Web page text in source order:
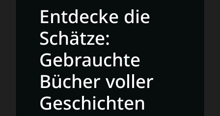
Bücherbestellens:
Lieblingslektüre
online!
Entdecke die
Schätze:
Gebrauchte
Bücher voller
Geschichten